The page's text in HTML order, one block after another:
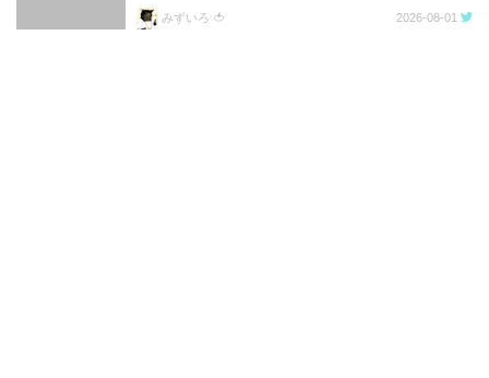
みずいろ 🍅 2026-08-01